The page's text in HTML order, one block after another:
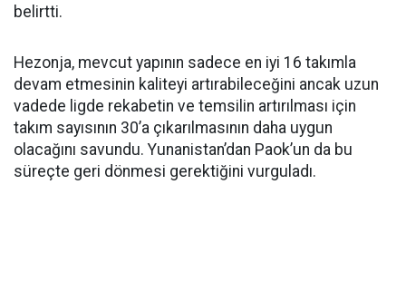
belirtti.
Hezonja, mevcut yapının sadece en iyi 16 takımla
devam etmesinin kaliteyi artırabileceğini ancak uzun
vadede ligde rekabetin ve temsilin artırılması için
takım sayısının 30’a çıkarılmasının daha uygun
olacağını savundu. Yunanistan’dan Paok’un da bu
süreçte geri dönmesi gerektiğini vurguladı.